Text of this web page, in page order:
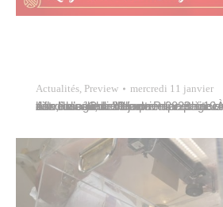
Actualités, Preview mercredi 11 janvier
Afin de célébrer le nouvel an chinois sous le signe du lièvre d’eau, la Ville de Papeete accueillera la danse des lions lundi 23 janvier 2023 à 10 h 30 à l’hôtel de ville, dans le hall du premier étage. À cette occasion, il est d’usage de remettre une petite enveloppe rouge aux lions. Ouvert…